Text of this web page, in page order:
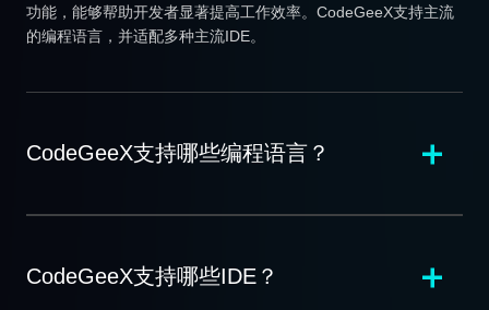
功能，能够帮助开发者显著提高工作效率。CodeGeeX支持主流
的编程语言，并适配多种主流IDE。
CodeGeeX支持哪些编程语言？
CodeGeeX支持哪些IDE？